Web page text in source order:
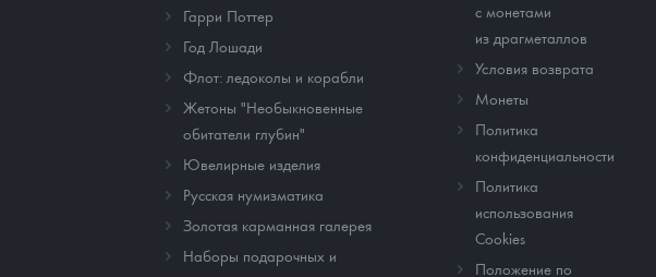
Гарри Поттер
Год Лошади
Флот: ледоколы и корабли
Жетоны "Необыкновенные
обитатели глубин"
Ювелирные изделия
Русская нумизматика
Золотая карманная галерея
Наборы подарочных и
с монетами
из драгметаллов
Условия возврата
Монеты
Политика
конфиденциальности
Политика
использования
Cookies
Положение по